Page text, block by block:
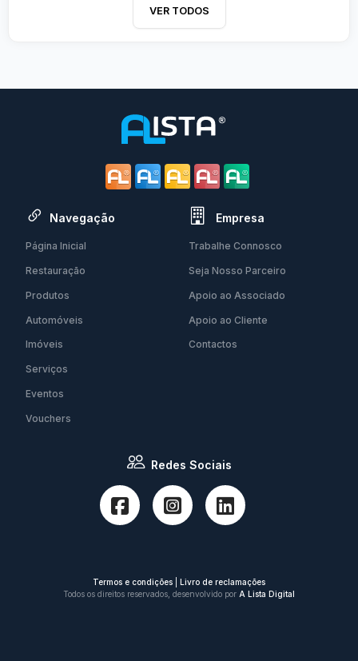
VER TODOS
Navegação
Página Inicial
Restauração
Produtos
Automóveis
Imóveis
Serviços
Eventos
Vouchers
Empresa
Trabalhe Connosco
Seja Nosso Parceiro
Apoio ao Associado
Apoio ao Cliente
Contactos
Redes Sociais
Termos e condições
Livro de reclamações
Todos os direitos reservados, desenvolvido por A Lista Digital